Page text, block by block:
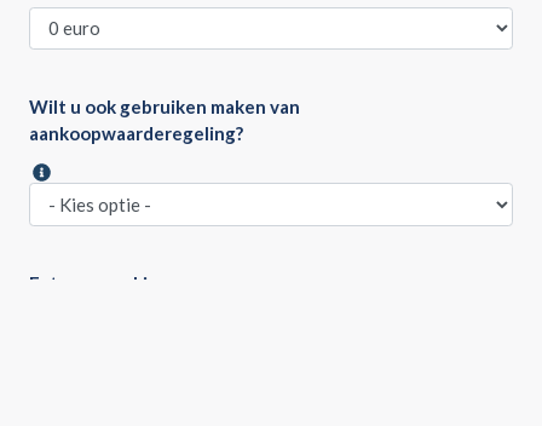
Wilt u ook gebruiken maken van
aankoopwaarderegeling?
Extra opmerkingen